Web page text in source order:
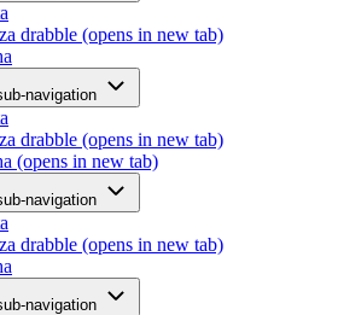
drabble (opens in new tab)
navigation
drabble (opens in new tab)
(opens in new tab)
navigation
drabble (opens in new tab)
navigation